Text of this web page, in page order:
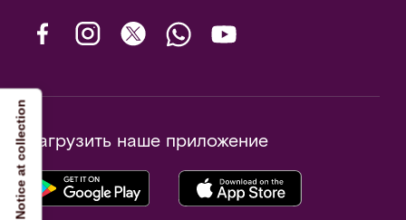
Загрузить наше приложение
Notice at collection